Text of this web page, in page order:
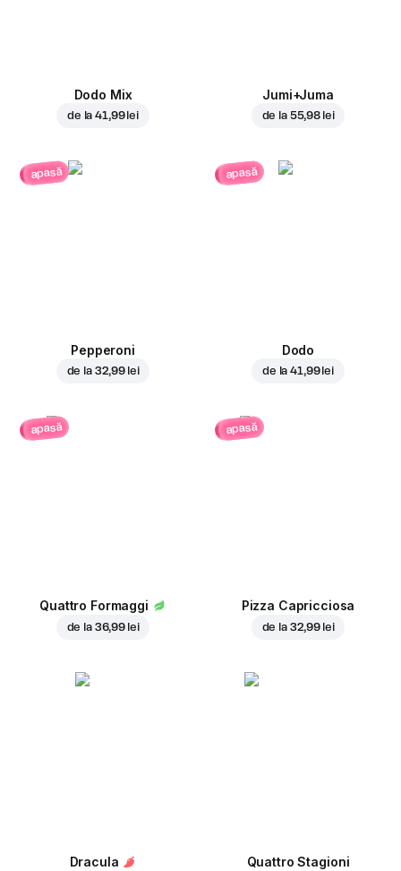
Dodo Mix
de la41,99 lei
Jumi+Juma
de la 55,98 lei
apasă
Pepperoni
de la 32,99 lei
apasă
Dodo
de la41,99 lei
apasă
Quattro Formaggi
de la 36,99 lei
apasă
Pizza Capricciosa
de la 32,99 lei
Dracula Quattro Stagioni